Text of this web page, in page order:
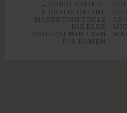
← VORIG ARTIKEL
8 GRATIS ONLINE
MARKETING TOOLS
DIE ELKE
ONDERNEMING VAN
PAS KOMEN